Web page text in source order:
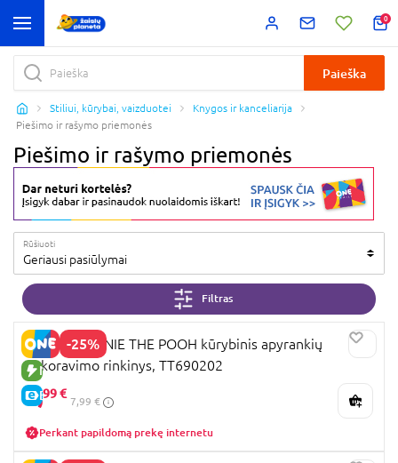
0
Paieška
Stiliui, kūrybai, vaizduotei
Knygos ir kanceliarija
Piešimo ir rašymo priemonės
Piešimo ir rašymo priemonės
Rūšiuoti
Geriausi pasiūlymai
Filtras
-25%
NAUJA PREKĖ
E-KAINA
TOTUM WINNIE THE POOH kūrybinis apyrankių
dekoravimo rinkinys, TT690202
5,99 €
7,99 €
Perkant papildomą prekę internetu